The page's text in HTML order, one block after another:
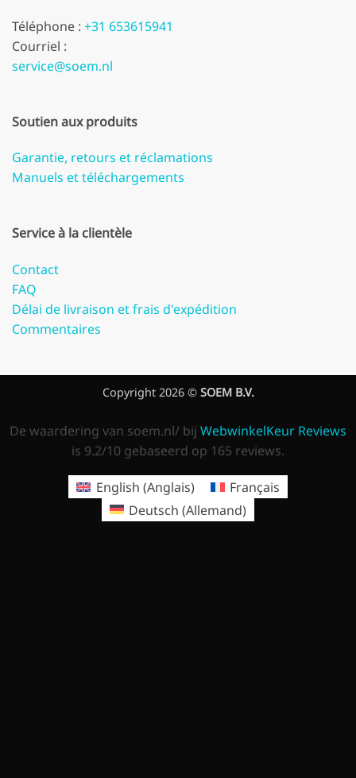
Téléphone : +31 653615941
Courriel :
service@soem.nl
Soutien aux produits
Garantie, retours et réclamations
Manuels et téléchargements
Service à la clientèle
Contact
FAQ
Délai de livraison et frais d'expédition
Commentaires
Copyright 2026 © SOEM B.V.
De waardering van soem.nl/ bij WebwinkelKeur Reviews
is 9.2/10 gebaseerd op 165 reviews.
English (Anglais)
Français
Deutsch (Allemand)